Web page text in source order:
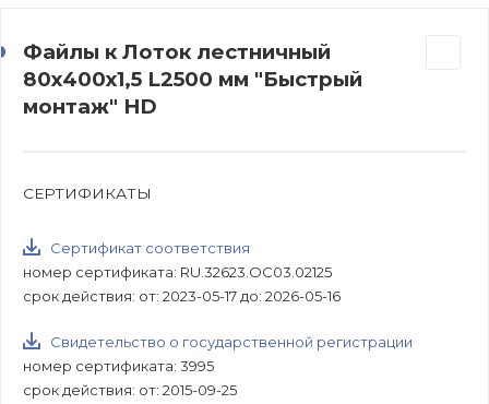
Файлы к Лоток лестничный
80х400х1,5 L2500 мм "Быстрый
монтаж" HD
СЕРТИФИКАТЫ
Сертификат соответствия
номер сертификата: RU.32623.ОС03.02125
срок действия: от: 2023-05-17 до: 2026-05-16
Свидетельство о государственной регистрации
номер сертификата: 3995
срок действия: от: 2015-09-25